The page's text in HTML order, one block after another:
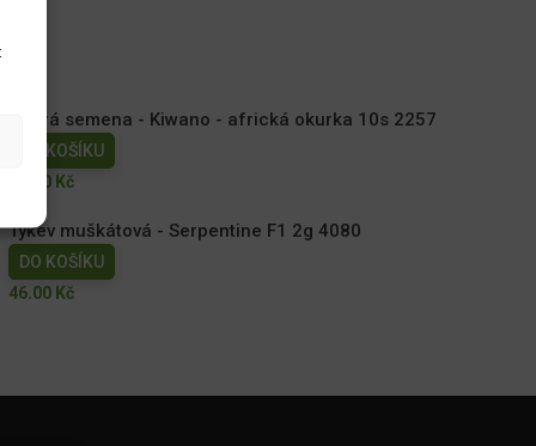
Dobrá semena - Kiwano - africká okurka 10s 2257
DO KOŠÍKU
44.00 Kč
Tykev muškátová - Serpentine F1 2g 4080
DO KOŠÍKU
46.00 Kč